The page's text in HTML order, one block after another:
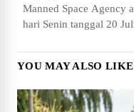
Manned Space Agency
hari Senin tanggal 20
YOU MAY ALSO LIKE